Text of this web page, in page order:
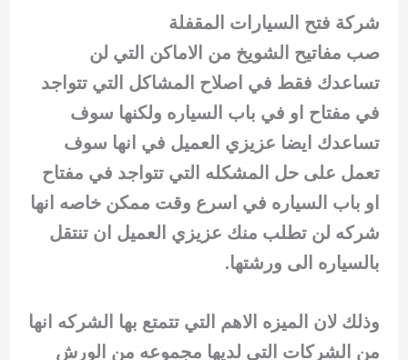
شركة فتح السيارات المقفلة
صب مفاتيح الشويخ من الاماكن التي لن
تساعدك فقط في اصلاح المشاكل التي تتواجد
في مفتاح او في باب السياره ولكنها سوف
تساعدك ايضا عزيزي العميل في انها سوف
تعمل على حل المشكله التي تتواجد في مفتاح
او باب السياره في اسرع وقت ممكن خاصه انها
شركه لن تطلب منك عزيزي العميل ان تنتقل
بالسياره الى ورشتها.
وذلك لان الميزه الاهم التي تتمتع بها الشركه انها
من الشركات التي لديها مجموعه من الورش